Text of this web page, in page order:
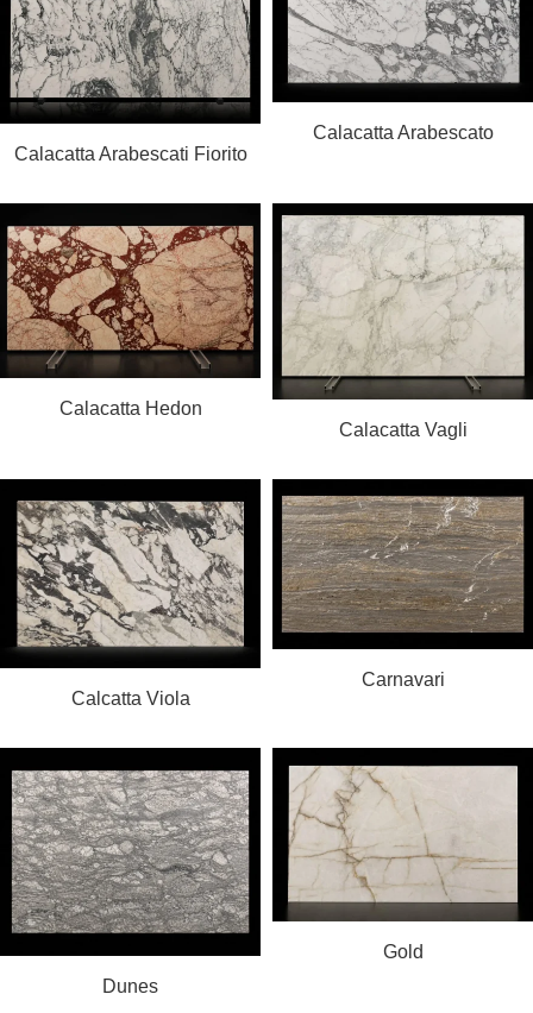
Calacatta Arabescati Fiorito
Calacatta Arabescato
Calacatta Hedon
Calacatta Vagli
Calcatta Viola
Carnavari
Dunes
Gold